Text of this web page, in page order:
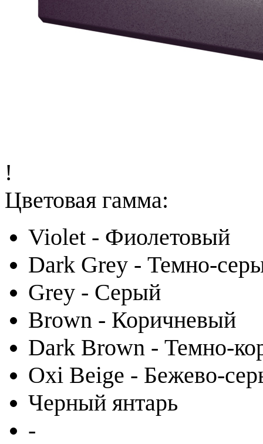
!
Цветовая гамма:
Violet - Фиолетовый
Dark Grey - Темно-
Grey - Серый
Brown - Коричневый
Dark Brown - Темно-
Oxi Beige - Бежево-
Черный янтарь
-